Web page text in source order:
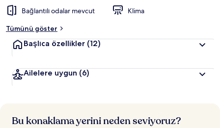
Bağlantılı odalar mevcut
Klima
Tümünü göster
Başlıca özellikler (12)
Ailelere uygun (6)
Bu konaklama yerini neden seviyoruz?